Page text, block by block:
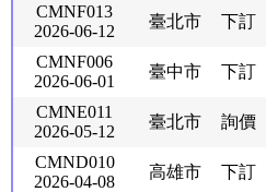
CMNF013
2026-06-12
臺北市 下訂
CMNF006
2026-06-01
臺中市 下訂
CMNE011
2026-05-12
臺北市 詢價
CMND010
2026-04-08
高雄市 下訂